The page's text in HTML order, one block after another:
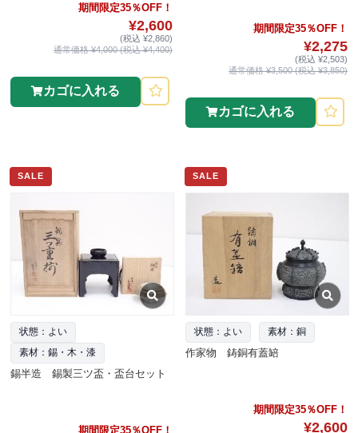
期間限定35％OFF！
¥2,600
(税込 ¥2,860)
通常価格 ¥4,000 (税込 ¥4,400)
カゴに入れる
期間限定35％OFF！
¥2,275
(税込 ¥2,503)
通常価格 ¥3,500 (税込 ¥3,850)
カゴに入れる
SALE
状態：よい
素材：錫・木・漆
錫半造 錫製三ツ盃・盃台セット
期間限定35％OFF！
SALE
状態：よい 素材：銅
作家物 鋳銅有蓋䍌
期間限定35％OFF！
¥2,600